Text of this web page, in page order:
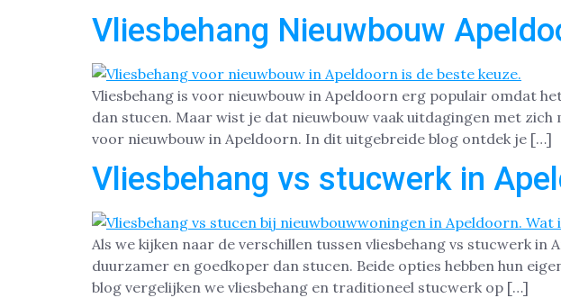
Vliesbehang Nieuwbouw
Vliesbehang is voor nieuwbouw in Apeldoorn erg populair omdat
dan stucen. Maar wist je dat nieuwbouw vaak uitdagingen met
voor nieuwbouw in Apeldoorn. In dit uitgebreide blog ontdek je […]
Vliesbehang vs stucwerk in
Als we kijken naar de verschillen tussen vliesbehang vs stucwerk
duurzamer en goedkoper dan stucen. Beide opties hebben hun
blog vergelijken we vliesbehang en traditioneel stucwerk op […]